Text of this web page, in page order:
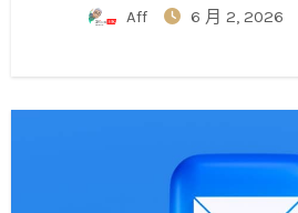
Aff 6 月 2, 2026